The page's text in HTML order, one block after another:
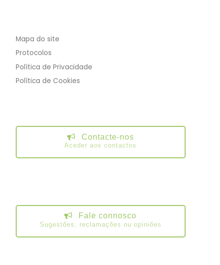
Mapa do site
Protocolos
Política de Privacidade
Política de Cookies
Contacte-nos
Aceder aos contactos
Fale connosco
Sugestões, reclamações ou opiniões